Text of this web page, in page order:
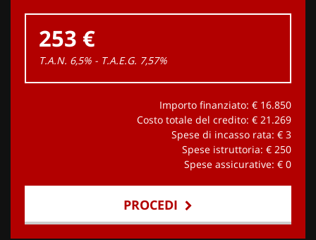
253 €
T.A.N. 6,5% - T.A.E.G. 7,57%
Importo finanziato: € 16.850
Costo totale del credito: € 21.269
Spese di incasso rata: € 3
Spese istruttoria: € 250
Spese assicurative: € 0
PROCEDI